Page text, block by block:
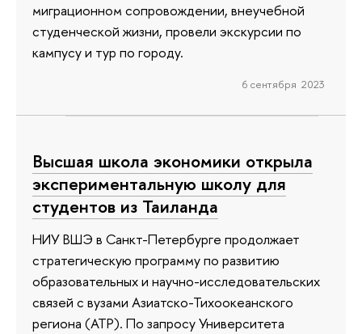
миграционном сопровождении, внеучебной
студенческой жизни, провели экскурсии по
кампусу и тур по городу.
6 сентября 2023
Высшая школа экономики открыла
экспериментальную школу для
студентов из Таиланда
НИУ ВШЭ в Санкт-Петербурге продолжает
стратегическую программу по развитию
образовательных и научно-исследовательских
связей с вузами Азиатско-Тихоокеанского
региона (АТР). По запросу Университета